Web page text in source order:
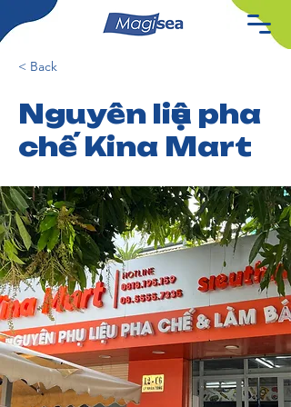
< Back
Nguyên liệu pha
chế Kina Mart